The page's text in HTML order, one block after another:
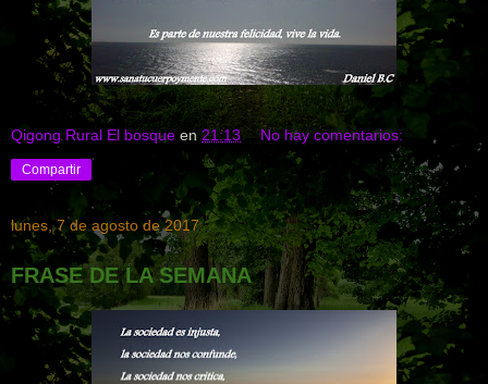
Qigong Rural El bosque en 21:13 No hay comentarios:
Compartir
lunes, 7 de agosto de 2017
FRASE DE LA SEMANA